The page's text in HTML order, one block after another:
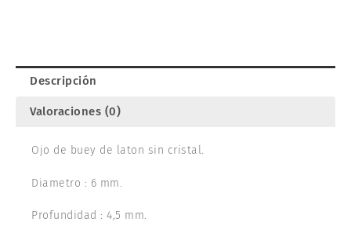
cantidad
Descripción
Valoraciones (0)
Ojo de buey de laton sin cristal.
Diametro : 6 mm.
Profundidad : 4,5 mm.